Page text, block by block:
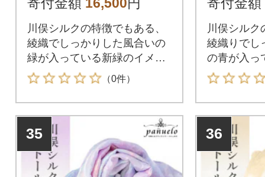
川俣シルクの特徴でもある、
綾織でしっかりした風合いの
緑が入っている新緑のイメー
ジのストールです。
（0件）
川俣シルク
綾織りでし
の青が入っ
ージのスト
35 36